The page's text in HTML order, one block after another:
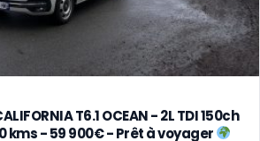
T6.1 OCEAN - 2L TDI 150ch
kms - 59 900€ - Prêt à voyager